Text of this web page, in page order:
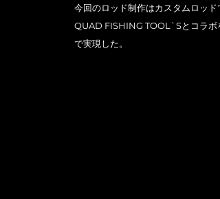
今回のロッド制作はカスタムロッド
QUAD FISHING TOOL`Sとコラボ
で実現した。